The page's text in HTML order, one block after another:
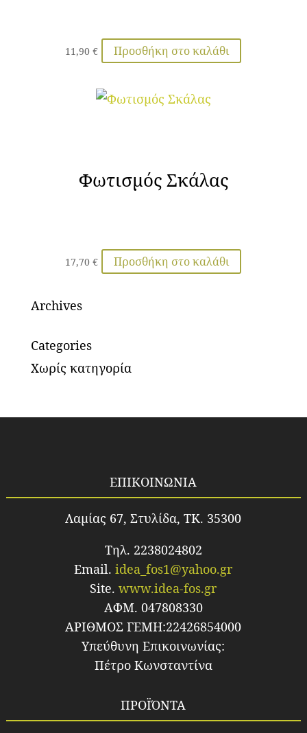
11,90€ Προσθήκη στο καλάθι
Φωτισμός Σκάλας
17,70€ Προσθήκη στο καλάθι
Archives
Categories
Χωρίς κατηγορία
ΕΠΙΚΟΙΝΩΝΙΑ
Λαμίας 67, Στυλίδα, TK. 35300
Τηλ. 2238024802
Email.idea_fos1@yahoo.gr
Site.www.idea-fos.gr
ΑΦΜ. 047808330
ΑΡΙΘΜΟΣ ΓΕΜΗ:22426854000
Υπεύθυνη Επικοινωνίας:
Πέτρο Κωνσταντίνα
ΠΡΟΪΌΝΤΑ